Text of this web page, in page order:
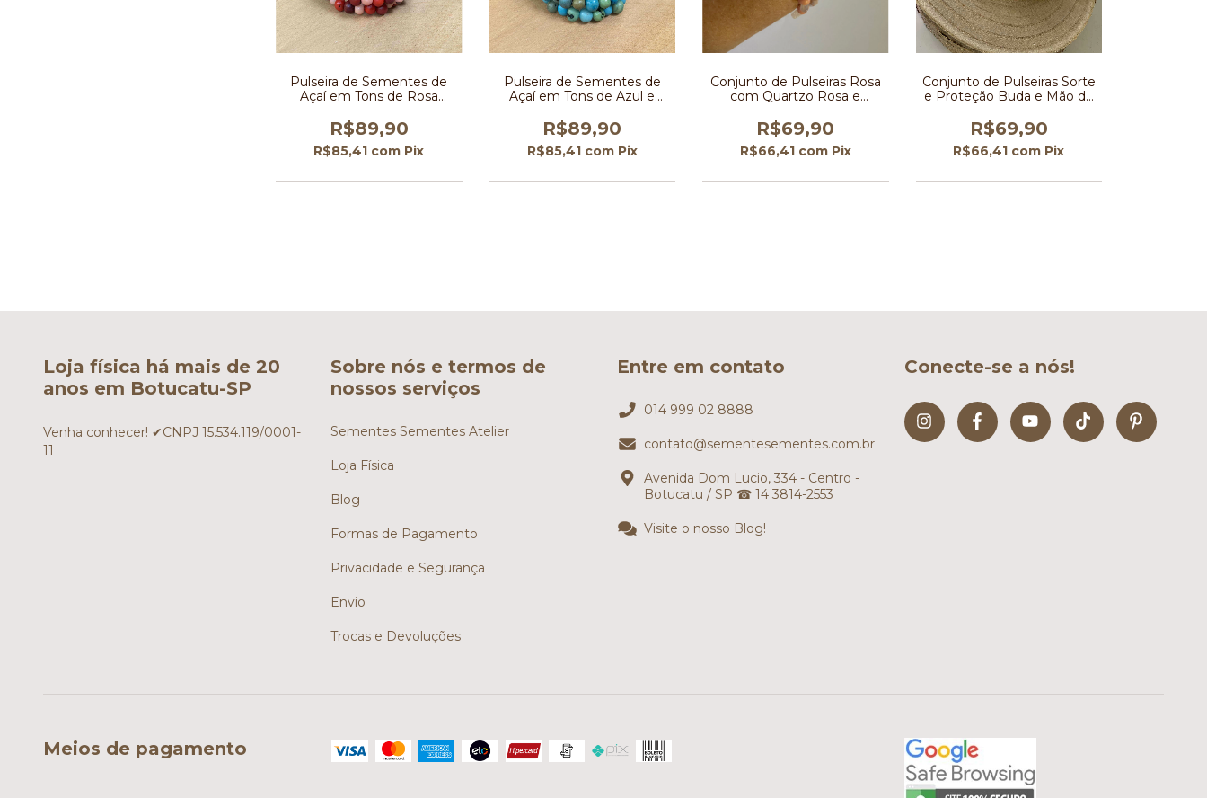
Pulseira de Sementes de
Açaí em Tons de Rosa
R$89,90
R$85,41 com Pix
Pulseira de Sementes de
Açaí em Tons de Azul e
R$89,90
R$85,41 com Pix
Conjunto de Pulseiras Rosa
com Quartzo Rosa e
R$69,90
R$66,41 com Pix
Conjunto de Pulseiras Sorte
e Proteção Buda e Mão de
R$69,90
R$66,41 com Pix
Loja física há mais de 20
anos em Botucatu-SP
Venha conhecer! ✔CNPJ 15.534.119/0001-
11
Sobre nós e termos de
nossos serviços
Sementes Sementes Atelier
Loja Física
Blog
Formas de Pagamento
Privacidade e Segurança
Envio
Trocas e Devoluções
Entre em contato
014 999 02 8888
contato@sementesementes.com.br
Avenida Dom Lucio, 334 - Centro -
Botucatu / SP ☎ 14 3814-2553
Visite o nosso Blog!
Conecte-se a nós!
Meios de pagamento